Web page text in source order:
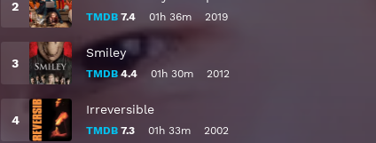
TMDB 7.4 01h 36m 2019
Smiley
TMDB4.4 01h 30m 2012
Irreversible
TMDB 7.3 01h 33m 2002